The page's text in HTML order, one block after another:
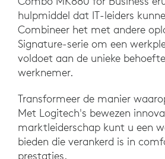
hulpmiddel dat IT-leiders
Combineer het met andere
Signature-serie om een
voldoet aan de unieke
werknemer.
Transformeer de manier
Met Logitech's bewezen
marktleiderschap kunt u een
bieden die verankerd is in
prestaties.